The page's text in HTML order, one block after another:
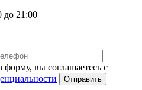
до 21:00
форму, вы соглашаетесь с
Отправить